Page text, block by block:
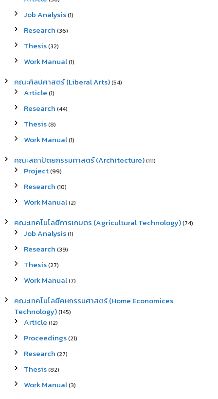
Job Analysis(1)
Research (36)
Thesis(32)
Work Manual(1)
คณะศิลปศาสตร์ (Liberal Arts)(54)
Article (1)
Research (44)
Thesis(8)
Work Manual(1)
คณะสถาปัตยกรรมศาสตร์ (Architecture)(111)
Project(99)
Research (10)
Work Manual(2)
คณะเทคโนโลยีการเกษตร (Agricultural Technology)(74)
Job Analysis(1)
Research (39)
Thesis(27)
Work Manual(7)
คณะเทคโนโลยีคหกรรมศาสตร์ (Home Economices
Technology)(145)
Article (12)
Proceedings(21)
Research (27)
Thesis(82)
Work Manual(3)